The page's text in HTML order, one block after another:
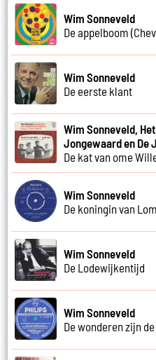
Wim Sonneveld
De appelboom
Wim Sonneveld
De eerste klant
Wim Sonneveld,
Jongewaard en De
De kat van ome
Wim Sonneveld
De koningin van
Wim Sonneveld
De Lodewijkentijd
Wim Sonneveld
De wonderen zijn